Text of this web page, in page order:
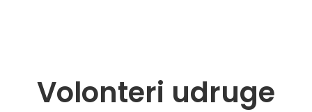
Volonteri udruge